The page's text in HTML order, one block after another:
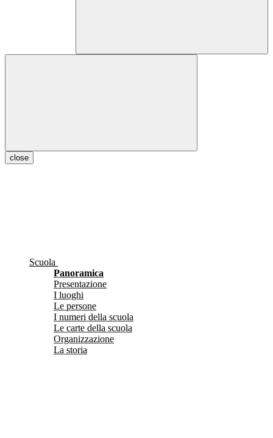
close
Scuola
Panoramica
Presentazione
I luoghi
Le persone
I numeri della scuola
Le carte della scuola
Organizzazione
La storia